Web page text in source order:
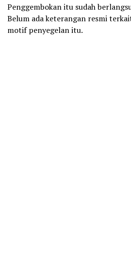
Penggembokan itu sudah
Belum ada keterangan resmi
motif penyegelan itu.